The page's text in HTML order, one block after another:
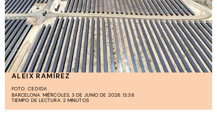
ALEIX RAMÍREZ
FOTO: CEDIDA
BARCELONA. MIÉRCOLES, 3 DE JUNIO DE 2026. 13:38
TIEMPO DE LECTURA: 2 MINUTOS